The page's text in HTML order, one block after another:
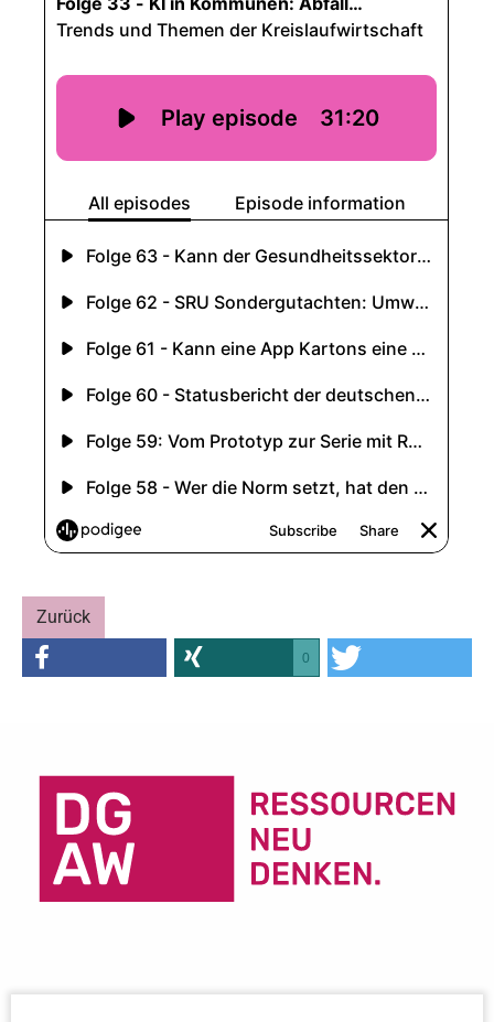
Zurück
0
Wichtige Links